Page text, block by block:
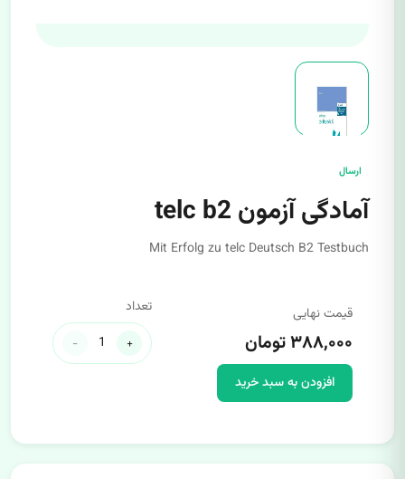
ارسال
آمادگی آزمون telc b2
Mit Erfolg zu telc Deutsch B2 Testbuch
قیمت نهایی
۳۸۸,۰۰۰ تومان
تعداد
+
-
افزودن به سبد خرید